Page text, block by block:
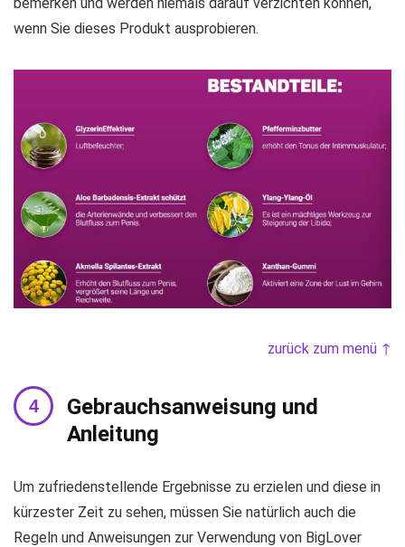
wenn Sie dieses Produkt ausprobieren.
zurück zum menü ↑
Gebrauchsanweisung und
Anleitung
Um zufriedenstellende Ergebnisse zu erzielen und diese in
kürzester Zeit zu sehen, müssen Sie natürlich auch die
Regeln und Anweisungen zur Verwendung von BigLover